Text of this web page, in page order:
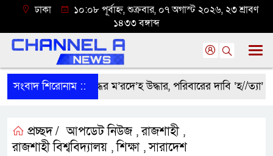
ঢাকা
১০:০৮ পূর্বাহ্ন, শুক্রবার, ০৭ অগাস্ট ২০২৬, ২৩ শ্রাবণ
১৪৩৩ বঙ্গাব্দ
সংবাদ শিরোনাম ::
শ্রীবরদীতে বৃদ্ধের ম’রদে’হ উদ্ধার, পরিবারের দাবি ‘হ//ত্যা’
প্রচ্ছদ / আপডেট নিউজ ,রাজশাহী ,
রাজশাহী বিশ্ববিদ্যালয় ,শিক্ষা ,সারাদেশ